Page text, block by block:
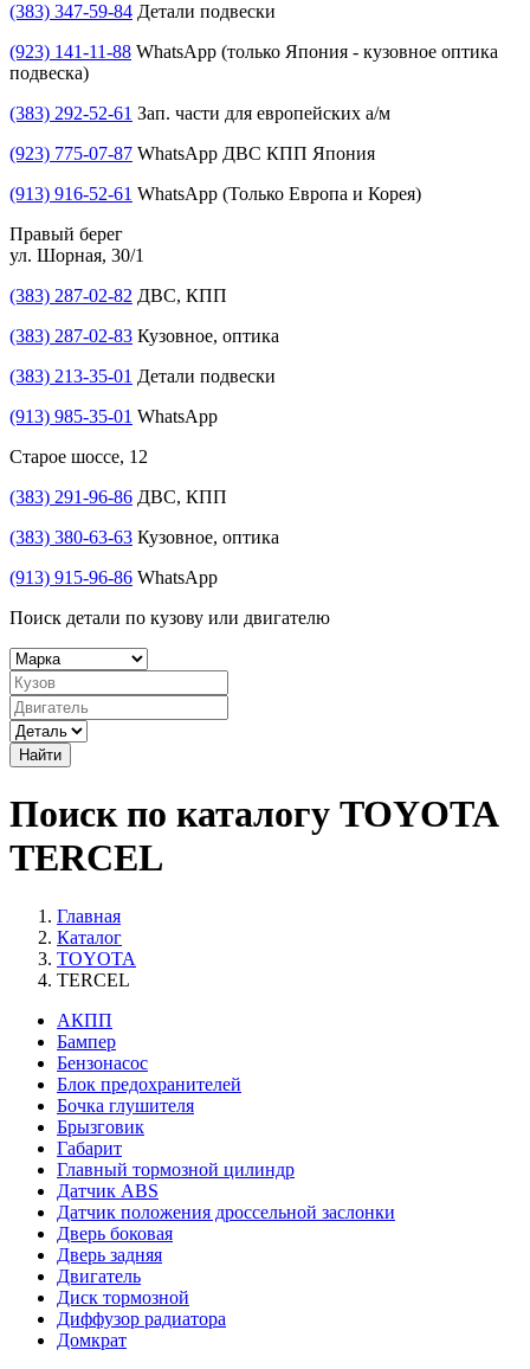
(383) 347-59-84 Детали подвески
(923) 141-11-88 WhatsApp (только Япония - кузовное оптика
подвеска)
(383) 292-52-61 Зап. части для европейских а/м
(923) 775-07-87 WhatsApp ДВС КПП Япония
(913) 916-52-61 WhatsApp (Только Европа и Корея)
Правый берег
ул. Шорная, 30/1
(383) 287-02-82 ДВС, КПП
(383) 287-02-83 Кузовное, оптика
(383) 213-35-01 Детали подвески
(913) 985-35-01 WhatsApp
Старое шоссе, 12
(383) 291-96-86 ДВС, КПП
(383) 380-63-63 Кузовное, оптика
(913) 915-96-86 WhatsApp
Поиск детали по кузову или двигателю
Найти
Поиск по каталогу TOYOTA
TERCEL
Главная
Каталог
TOYOTA
TERCEL
АКПП
Бампер
Бензонасос
Блок предохранителей
Бочка глушителя
Брызговик
Габарит
Главный тормозной цилиндр
Датчик ABS
Датчик положения дроссельной заслонки
Дверь боковая
Дверь задняя
Двигатель
Диск тормозной
Диффузор радиатора
Домкрат